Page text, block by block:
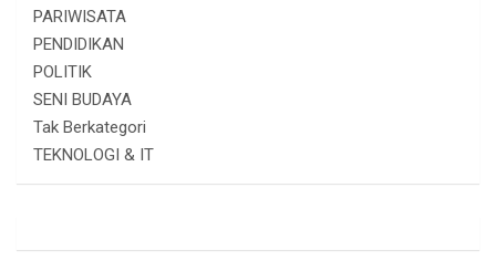
PARIWISATA
PENDIDIKAN
POLITIK
SENI BUDAYA
Tak Berkategori
TEKNOLOGI & IT